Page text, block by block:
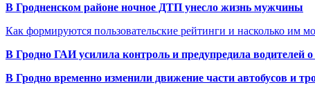
В Гродненском районе ночное ДТП унесло жизнь мужчины
Как формируются пользовательские рейтинги и насколько им
В Гродно ГАИ усилила контроль и предупредила водителей
В Гродно временно изменили движение части автобусов и